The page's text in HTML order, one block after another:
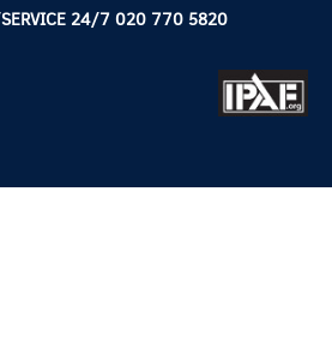
SERVICE 24/7 020 770 5820